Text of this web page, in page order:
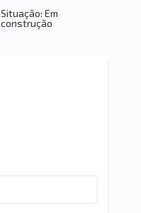
Situação: Em
construção